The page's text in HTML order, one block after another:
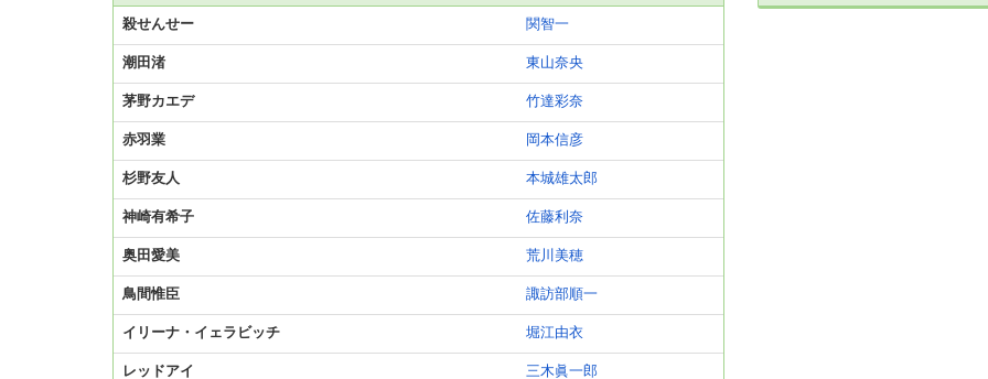
殺せんせー 関智一
潮田渚 東山奈央
茅野カエデ 竹達彩奈
赤羽業 岡本信彦
杉野友人 本城雄太郎
神崎有希子 佐藤利奈
奥田愛美 荒川美穂
鳥間惟臣 諏訪部順一
イリーナ・イェラビッチ 堀江由衣
レッドアイ 三木眞一郎